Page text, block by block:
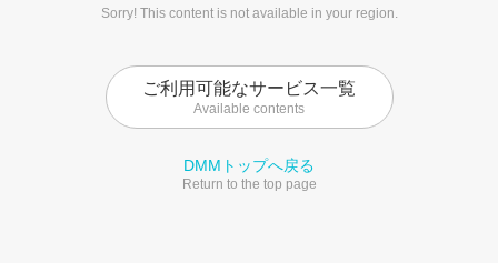
Sorry! This content is not available in your region.
ご利用可能なサービス一覧
Available contents
DMMトップへ戻る
Return to the top page